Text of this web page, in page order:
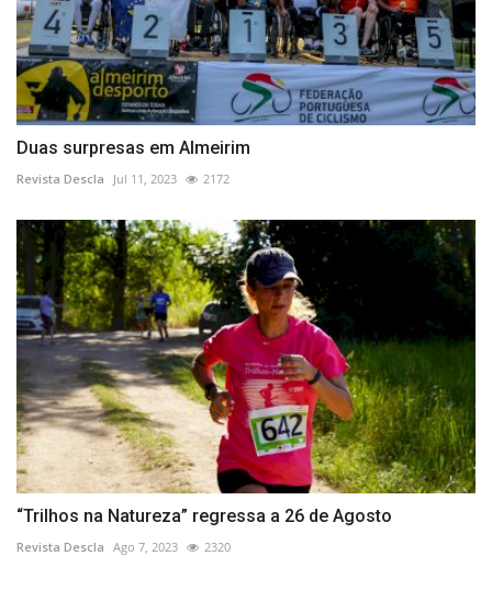
Duas surpresas em Almeirim
Revista Descla Jul 11, 2023 2172
“Trilhos na Natureza” regressa a 26 de Agosto
Revista Descla Ago 7, 2023 2320